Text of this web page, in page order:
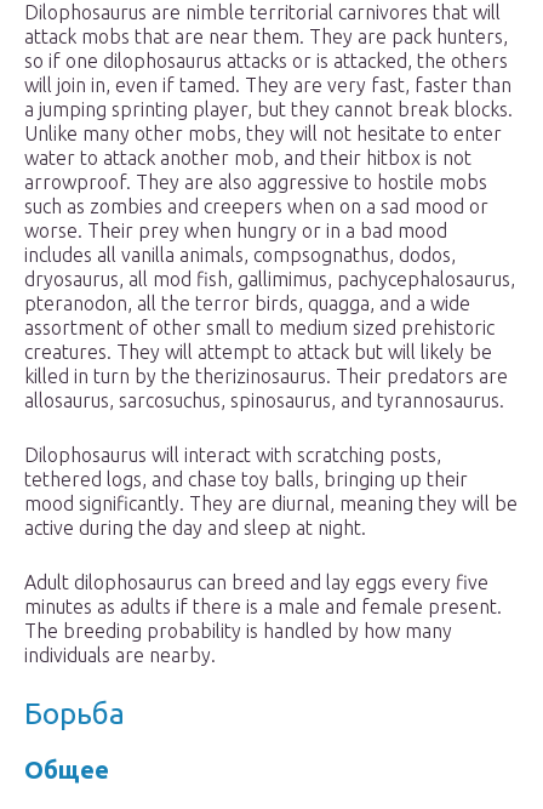
Dilophosaurus are nimble territorial carnivores that will
attack mobs that are near them. They are pack hunters,
so if one dilophosaurus attacks or is attacked, the others
will join in, even if tamed. They are very fast, faster than
a jumping sprinting player, but they cannot break blocks.
Unlike many other mobs, they will not hesitate to enter
water to attack another mob, and their hitbox is not
arrowproof. They are also aggressive to hostile mobs
such as zombies and creepers when on a sad mood or
worse. Their prey when hungry or in a bad mood
includes all vanilla animals, compsognathus, dodos,
dryosaurus, all mod fish, gallimimus, pachycephalosaurus,
pteranodon, all the terror birds, quagga, and a wide
assortment of other small to medium sized prehistoric
creatures. They will attempt to attack but will likely be
killed in turn by the therizinosaurus. Their predators are
allosaurus, sarcosuchus, spinosaurus, and tyrannosaurus.
Dilophosaurus will interact with scratching posts,
tethered logs, and chase toy balls, bringing up their
mood significantly. They are diurnal, meaning they will be
active during the day and sleep at night.
Adult dilophosaurus can breed and lay eggs every five
minutes as adults if there is a male and female present.
The breeding probability is handled by how many
individuals are nearby.
Борьба
Общее